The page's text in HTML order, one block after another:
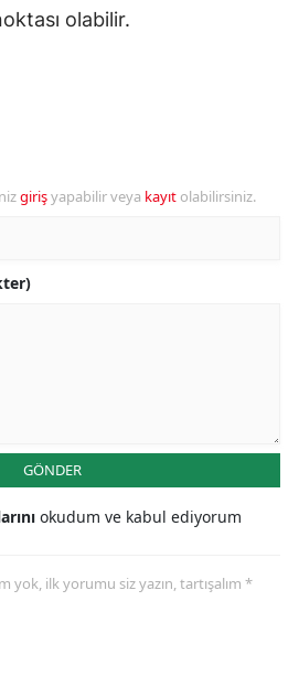
olabilir.
girişyapabilir veya kayıt olabilirsiniz.
GÖNDER
okudum ve kabul ediyorum
yok, ilk yorumu siz yazın, tartışalım *